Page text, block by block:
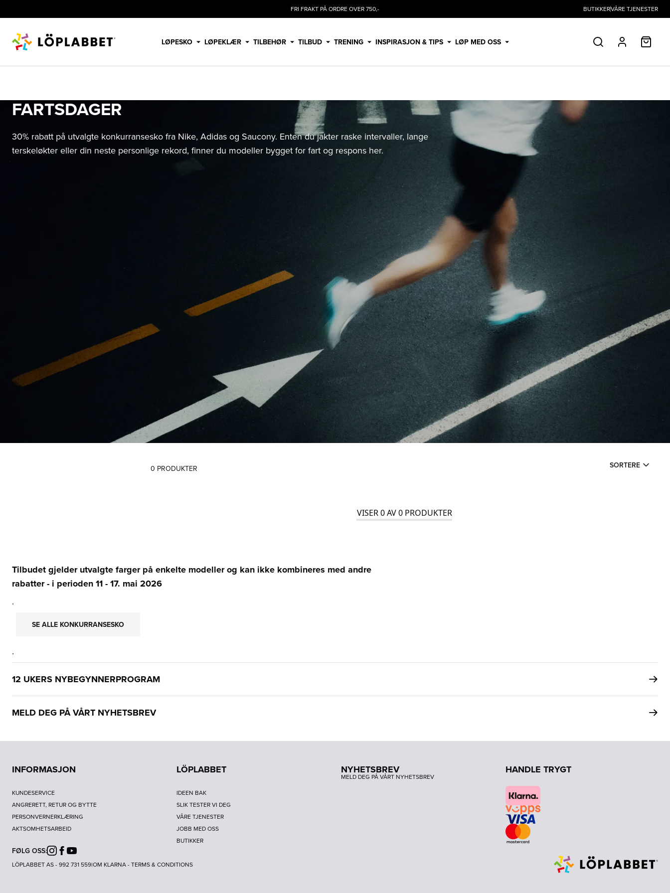
FRI FRAKT PÅ ORDRE OVER 750,- BUTIKKERVÅRE TJENESTER
LØPESKO LØPEKLÆR TILBEHØR TILBUD TRENING INSPIRASJON & TIPS LØP MED OSS SØK PROFIL
FARTSDAGER
30% rabatt på utvalgte konkurransesko fra Nike, Adidas og Saucony. Enten du jakter raske intervaller, lange
terskeløkter eller din neste personlige rekord, finner du modeller bygget for fart og respons her.
Produktliste
0 PRODUKTER SORTERE
VISER0AV0PRODUKTER
Tilbudet gjelder utvalgte farger på enkelte modeller og kan ikke kombineres med andre
rabatter - i perioden 11 - 17. mai 2026
.
SE ALLE KONKURRANSESKO
.
12 UKERS NYBEGYNNERPROGRAM
MELD DEG PÅ VÅRT NYHETSBREV
INFORMASJON
KUNDESERVICE
ANGRERETT, RETUR OG BYTTE
PERSONVERNERKLÆRING
AKTSOMHETSARBEID
LÖPLABBET
IDEEN BAK
SLIK TESTER VI DEG
VÅRE TJENESTER
JOBB MED OSS
BUTIKKER
NYHETSBREV
MELD DEG PÅ VÅRT NYHETSBREV
HANDLE TRYGT
FØLG OSS:Instagram
Facebook
Youtube
LÖPLABBET AS - 992 731 559|OM KLARNA-TERMS & CONDITIONS